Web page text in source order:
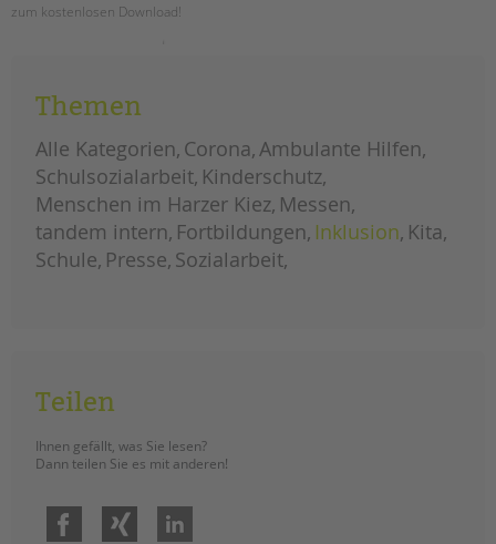
zum kostenlosen Download!
ist
da!
Themen
Alle Kategorien Corona Ambulante Hilfen
Schulsozialarbeit Kinderschutz
Menschen im Harzer Kiez Messen
tandem intern Fortbildungen Inklusion Kita
Schule Presse Sozialarbeit
Teilen
Ihnen gefällt, was Sie lesen?
Dann teilen Sie es mit anderen!
Facebook Xing